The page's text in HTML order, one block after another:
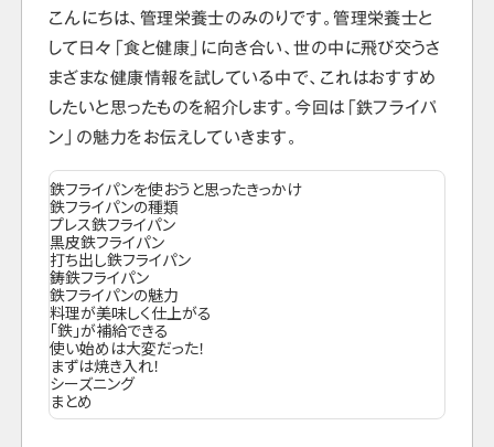
こんにちは、管理栄養士のみのりです。管理栄養士と
して日々「食と健康」に向き合い、世の中に飛び交うさ
まざまな健康情報を試している中で、これはおすすめ
したいと思ったものを紹介します。今回は「鉄フライパ
ン」の魅力をお伝えしていきます。
鉄フライパンを使おうと思ったきっかけ
鉄フライパンの種類
プレス鉄フライパン
黒皮鉄フライパン
打ち出し鉄フライパン
鋳鉄フライパン
鉄フライパンの魅力
料理が美味しく仕上がる
「鉄」が補給できる
使い始めは大変だった！
まずは焼き入れ！
シーズニング
まとめ